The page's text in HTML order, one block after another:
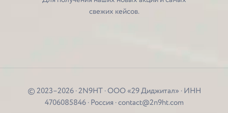
свежих кейсов.
© 2023–2026 · 2N9HT · ООО «29 Диджитал» · ИНН
4706085846 · Россия · contact@2n9ht.com